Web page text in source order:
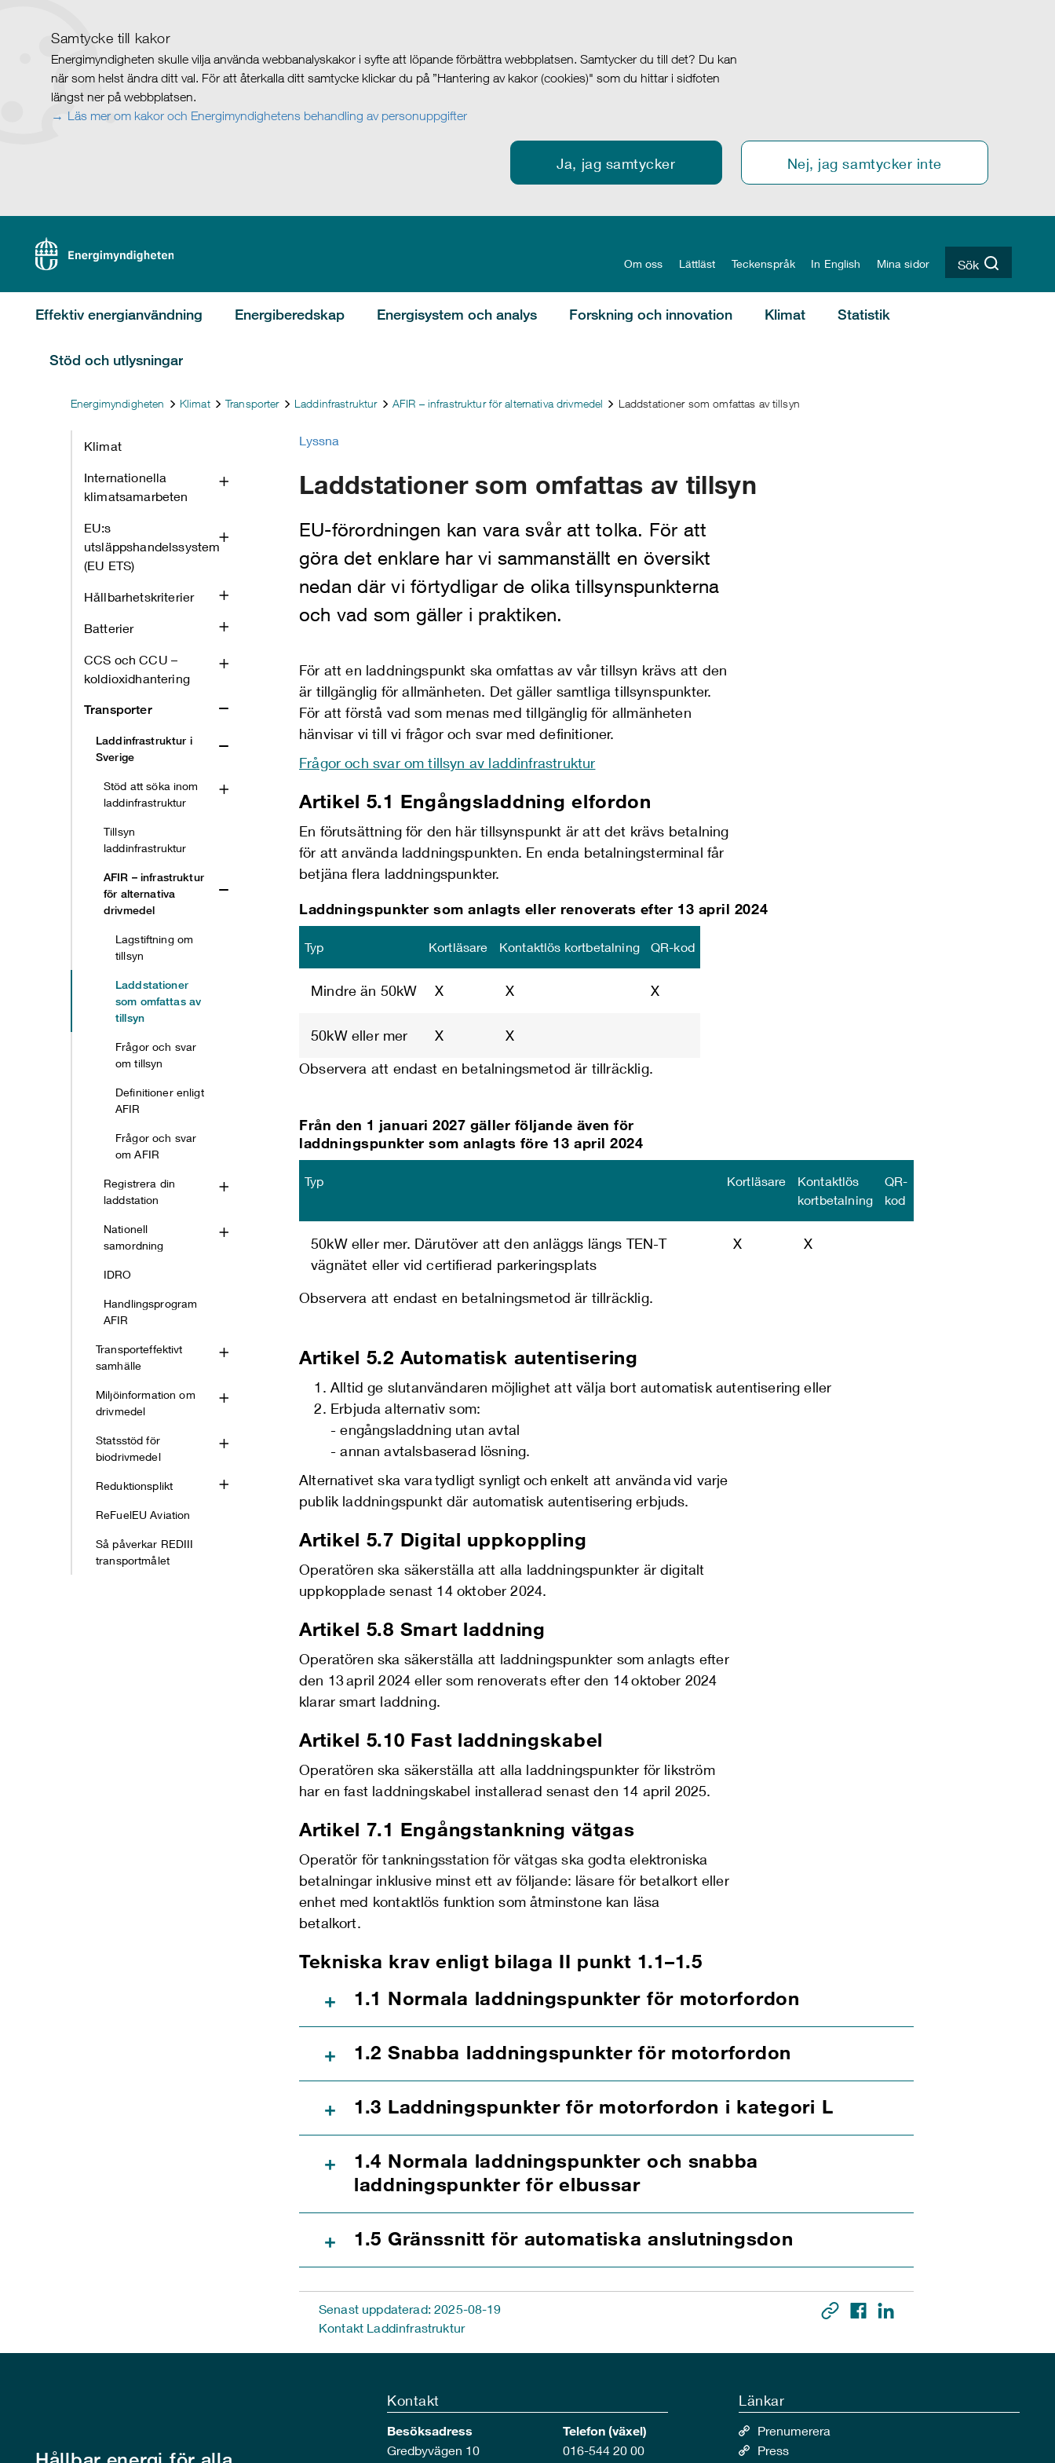
Samtycke till kakor
Energimyndigheten skulle vilja använda webbanalyskakor i syfte att löpande förbättra webbplatsen. Samtycker du till det? Du kan
när som helst ändra ditt val. För att återkalla ditt samtycke klickar du på ”Hantering av kakor (cookies)" som du hittar i sidfoten
längst ner på webbplatsen.
Läs mer om kakor och Energimyndighetens behandling av personuppgifter
Ja, jag samtycker Nej, jag samtycker inte
Om oss Lättläst Teckenspråk In English Mina sidor Sök
Effektiv energianvändning Energiberedskap Energisystem och analys Forskning och innovation Klimat Statistik
Stöd och utlysningar
Energimyndigheten Klimat Transporter Laddinfrastruktur AFIR – infrastruktur för alternativa drivmedel Laddstationer som omfattas av tillsyn
Klimat
Internationella
klimatsamarbeten
EU:s
utsläppshandelssystem
(EU ETS)
Hållbarhetskriterier
Batterier
CCS och CCU –
koldioxidhantering
Transporter
Laddinfrastruktur i
Sverige
Stöd att söka inom
laddinfrastruktur
Tillsyn
laddinfrastruktur
AFIR – infrastruktur
för alternativa
drivmedel
Lagstiftning om
tillsyn
Laddstationer
som omfattas av
tillsyn
Frågor och svar
om tillsyn
Definitioner enligt
AFIR
Frågor och svar
om AFIR
Registrera din
laddstation
Nationell
samordning
IDRO
Handlingsprogram
AFIR
Transporteffektivt
samhälle
Miljöinformation om
drivmedel
Statsstöd för
biodrivmedel
Reduktionsplikt
ReFuelEU Aviation
Så påverkar REDIII
transportmålet
Lyssna
Laddstationer som omfattas av tillsyn
EU-förordningen kan vara svår att tolka. För att
göra det enklare har vi sammanställt en översikt
nedan där vi förtydligar de olika tillsynspunkterna
och vad som gäller i praktiken.
För att en laddningspunkt ska omfattas av vår tillsyn krävs att den
är tillgänglig för allmänheten. Det gäller samtliga tillsynspunkter.
För att förstå vad som menas med tillgänglig för allmänheten
hänvisar vi tillvi frågor och svar med definitioner.
Frågor och svar om tillsyn av laddinfrastruktur
Artikel 5.1 Engångsladdning elfordon
En förutsättning för den här tillsynspunkt är att det krävs betalning
för att använda laddningspunkten. En enda betalningsterminal får
betjäna flera laddningspunkter.
Laddningspunkter som anlagts eller renoverats efter 13 april 2024
Typ Kortläsare Kontaktlös kortbetalning QR-kod
Mindre än 50kW X X X
50kW eller mer X
X
Observera att endast en betalningsmetod är tillräcklig.
Från den 1 januari 2027 gäller följande även för
laddningspunkter som anlagts före 13 april 2024
Typ Kortläsare
Kontaktlös
kortbetalning
QR-
kod
50kW eller mer. Därutöver att den anläggs längs TEN-T
vägnätet eller vid certifierad parkeringsplats
X X
Observera att endast en betalningsmetod är tillräcklig.
Artikel 5.2 Automatisk autentisering
Alltid ge slutanvändaren möjlighet att välja bort automatisk autentisering eller
Erbjuda alternativ som:
- engångsladdning utan avtal
- annan avtalsbaserad lösning.
Alternativetska vara tydligt synligt och enkelt att använda vid varje
publik laddningspunkt där automatisk autentisering erbjuds.
Artikel 5.7 Digital uppkoppling
Operatören ska säkerställa att alla laddningspunkter är digitalt
uppkopplade senast 14 oktober 2024.
Artikel 5.8 Smart laddning
Operatören ska säkerställa att laddningspunkter som anlagts efter
den 13 april 2024 eller som renoverats efter den 14 oktober 2024
klarar smart laddning.
Artikel 5.10 Fast laddningskabel
Operatören ska säkerställa att alla laddningspunkter för likström
har en fast laddningskabel installerad senast den 14 april 2025.
Artikel 7.1 Engångstankning vätgas
Operatör för tankningsstation för vätgas ska godta elektroniska
betalningar inklusive minst ett av följande: läsare för betalkort eller
enhet med kontaktlös funktion som åtminstone kan läsa
betalkort.
Tekniska kravenligtbilaga II punkt 1.1–1.5
+ 1.1 Normala laddningspunkter för motorfordon
+ 1.2 Snabba laddningspunkter för motorfordon
+ 1.3 Laddningspunkter för motorfordon i kategori L
+
1.4 Normala laddningspunkter och snabba
laddningspunkter för elbussar
+ 1.5 Gränssnitt för automatiska anslutningsdon
Senast uppdaterad: 2025-08-19
Kontakt Laddinfrastruktur
Kontakt
Besöksadress
Gredbyvägen 10
Telefon (växel)
016-544 20 00
Länkar
Prenumerera
Press